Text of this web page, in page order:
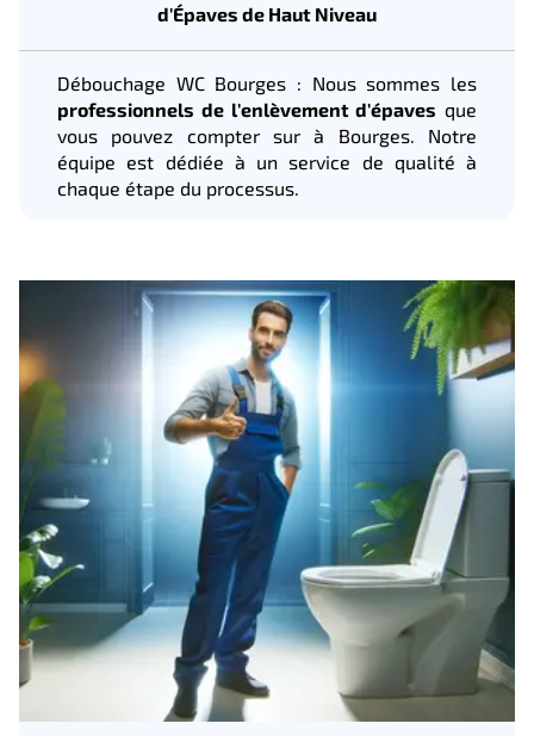
d'Épaves de Haut Niveau
Débouchage WC Bourges : Nous sommes les
professionnels de l'enlèvement d'épaves que
vous pouvez compter sur à Bourges. Notre
équipe est dédiée à un service de qualité à
chaque étape du processus.